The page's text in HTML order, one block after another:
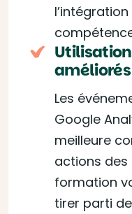
améliorés
Les
Google
meilleure
actions des
formation
tirer parti